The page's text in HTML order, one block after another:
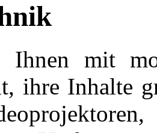
mit
ihre Inhalte